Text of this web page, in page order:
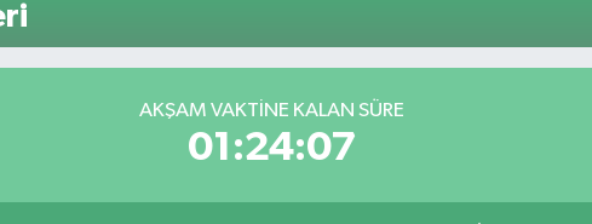
64,4811 0.38
GRAM ALTIN
AKŞAM VAKTINE KALAN SÜRE
01:24:06